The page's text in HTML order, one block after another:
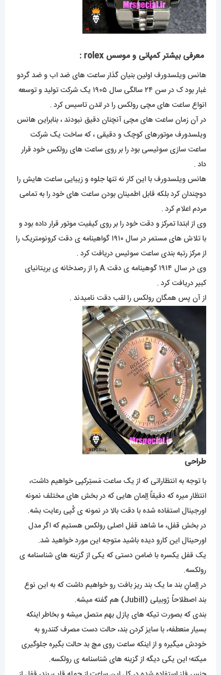
معرفی بیشتر کمپانی و موسس rolex :
هانس ویلسدورف اولین بنیان گذار ساعت های ضد اب و ضد گردو
غبار بود ک در سن ۲۴ سالگی سال ۱۹۰۵ یک شرکت تولید و توسعه
انواع ساعت های مچی رولکس را در لندن تاسیس کرد .
در آن زمان ساعت های مچی آنچنان دقیق نبودند ، بنابراین هانس
ویلسدورف موتورهای کوچک و دقیقی ، که ساخت یک شرکت
ساعت سازی سوئیسی بود را بر روی ساعت های رولکس خود قرار
داد .
هانس ویلسدورف با این کار نه تنها جلوه و زیبایی ساعت هایش را
دوچندان کرد بلکه قابل اطمینان بودن ساعت های خود را به تمامی
مردم اعلام کرد .
وی از ابتدا تمرکز و دقت خود را بر روی کیفیت موتور قرار داده بود و
با تلاش های مستمر در سال ۱۹۱۰ گواهینامه ی دقت کرونومتریک را
از مرکز رتبه بندی ساعت سوئیس دریافت کرد .
وی در سال ۱۹۱۴ گوهینامه ی دقت A را از رصدخانه ی بریتانیای
کبیر دریافت کرد .
از آن پس همگان رولکس را لقب دقت نامیدند .
طراحی
با توجه به انتظاراتی که از یک ساعت مَستِرکپی خواهیم داشت،
انتظار میره که دقیقاً اِلِمان هایی که در بخش های مختلف نمونه
اورجینال استفاده شده با دقت بالا در نمونه ی کُپی رعایت بشه.
در بخش قفل، ما شاهد قفل اصلی رولکس هستیم که اگر مدل
اورحینال این کارو دیده باشید متوجه این مورد خواهید شد.
یک قفل یکسره با ضامن دستی که یکی از گزینه های شناسنامه ی
رولکسه.
در اِلِمانِ بند ما یک بند ریز بافت رو خواهیم داشت که به این نوع
بند اصطلاحاً ژوبیلی (Jubill) هم گفته میشه.
بندی که بصورت تیکه های پازل بهم متصل میشه و بخاطر اینکه
بسیار منعطفه، با سایز کردن بند، حالت دست مصرف کنندرو به
خودش میگیره و از اینکه ساعت روی مچ بد حالت بگیره جلوگیری
میکنه؛ این یکی دیگه از گزینه های شناسنامه ی رولکسه.